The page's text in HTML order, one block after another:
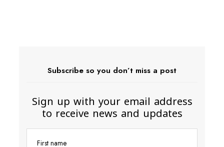
Subscribe so you don’t miss a post
Sign up with your email address
to receive news and updates
First name